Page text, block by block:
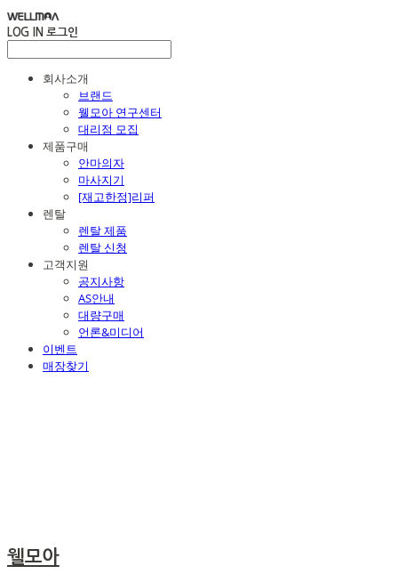
LOG IN 로그인
회사소개
브랜드
웰모아 연구센터
대리점 모집
제품구매
안마의자
마사지기
[재고한정]리퍼
렌탈
렌탈 제품
렌탈 신청
고객지원
공지사항
AS안내
대량구매
언론&미디어
이벤트
매장찾기
웰모아